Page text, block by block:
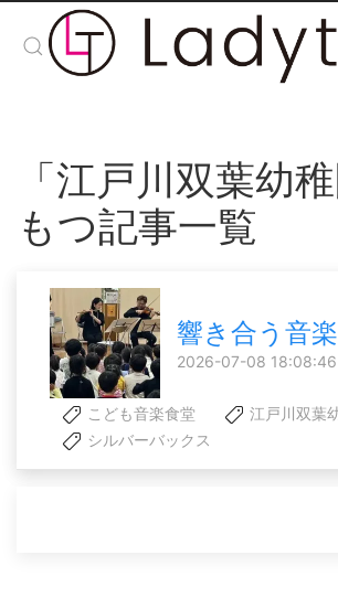
「江戸川双葉幼
もつ記事一覧
響き合う音楽
2026-07-08 18:08:46
こども音楽食堂
江戸川双葉
シルバーバックス